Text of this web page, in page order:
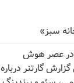
سبز»
در عصر هوش
گارتنر درباره